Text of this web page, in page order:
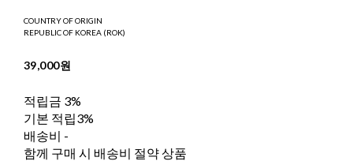
COUNTRY OF ORIGIN
REPUBLIC OF KOREA (ROK)
39,000원
적립금 3%
기본 적립3%
배송비 -
함께 구매 시 배송비 절약 상품